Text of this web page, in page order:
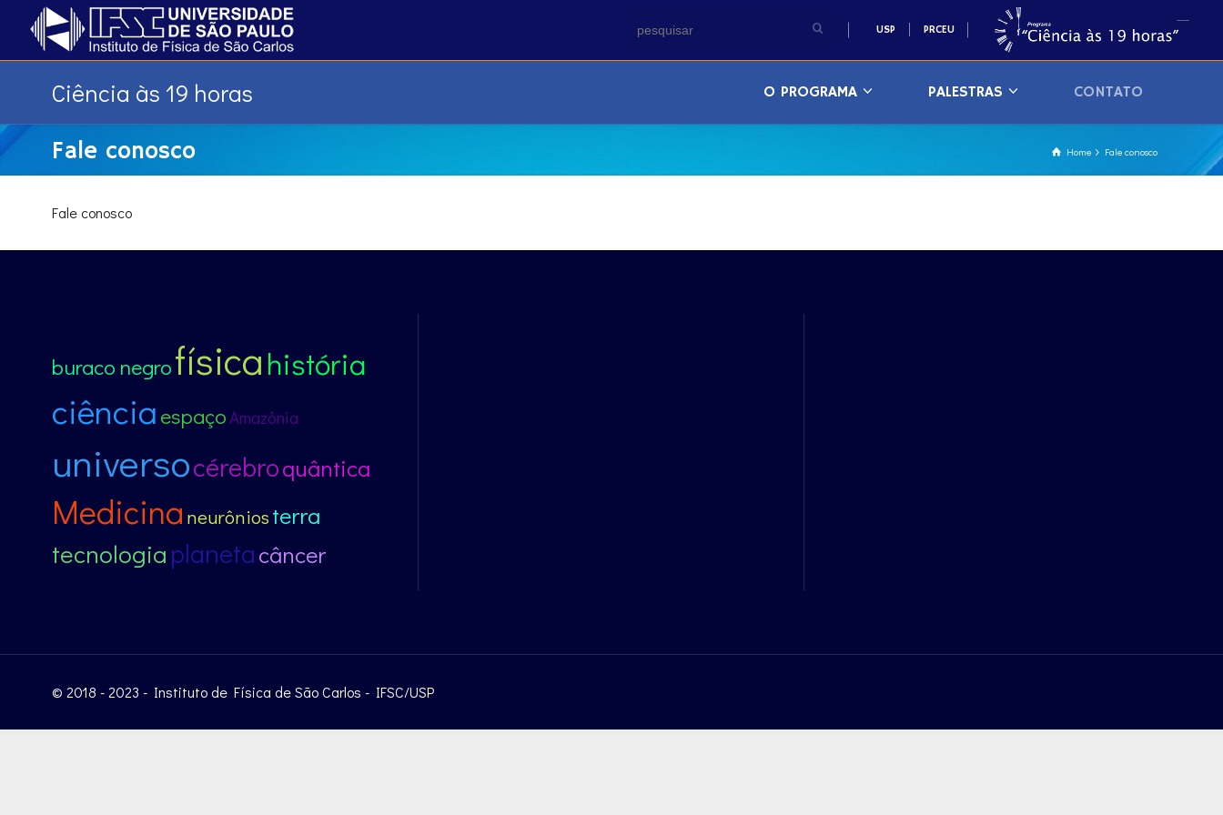
USP PRCEU
Ciência às 19 horas O PROGRAMA PALESTRAS CONTATO
Home Fale conosco
Fale conosco
Fale conosco
buraco negrofísicahistória
ciência espaço Amazônia
universocérebroquântica
Medicina neurôniosterra
tecnologia planetacâncer
© 2018 - 2023 - Instituto de Física de São Carlos - IFSC/USP